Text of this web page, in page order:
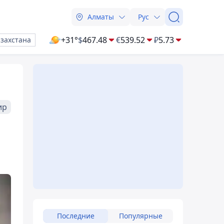
Алматы Рус
+31°$467.48 €539.52 ₽5.73
Последние Популярные